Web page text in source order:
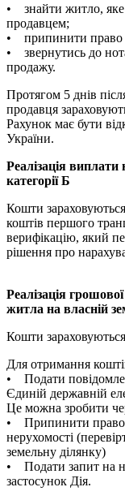
• знайти житло, яке
продавцем;
• припинити право
• звернутись до
продажу.
Протягом 5 днів
продавця
Рахунок має бути
України.
Реалізація
категорії Б
Кошти
коштів першого
верифікацію, який
рішення про
Реалізація
житла на власній
Кошти
Для отримання
• Подати
Єдиній державній
Це можна зробити
• Припинити право
нерухомості
земельну ділянку)
• Подати запит на
застосунок Дія.